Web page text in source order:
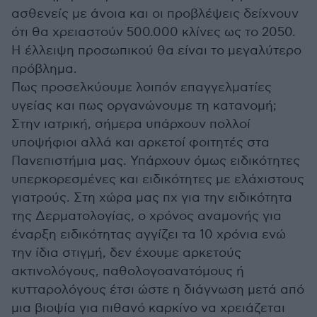
ασθενείς με άνοια και οι προβλέψεις δείχνουν
ότι θα χρειαστούν 500.000 κλίνες ως το 2050.
Η έλλειψη προσωπικού θα είναι το μεγαλύτερο
πρόβλημα.
Πως προσελκύουμε λοιπόν επαγγελματίες
υγείας και πως οργανώνουμε τη κατανομή;
Στην ιατρική, σήμερα υπάρχουν πολλοί
υποψήφιοι αλλά και αρκετοί φοιτητές στα
Πανεπιστήμια μας. Υπάρχουν όμως ειδικότητες
υπερκορεσμένες και ειδικότητες με ελάχιστους
γιατρούς. Στη χώρα μας πχ για την ειδικότητα
της Δερματολογίας, ο χρόνος αναμονής για
έναρξη ειδικότητας αγγίζει τα 10 χρόνια ενώ
την ίδια στιγμή, δεν έχουμε αρκετούς
ακτινολόγους, παθολογοανατόμους ή
κυτταρολόγους έτσι ώστε η διάγνωση μετά από
μια βιοψία για πιθανό καρκίνο να χρειάζεται